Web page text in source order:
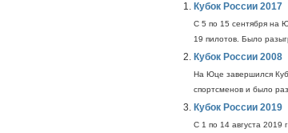
Кубок России 2017
С 5 по 15 сентября на
19 пилотов. Было
Кубок России 2008
На Юце завершился
спортсменов и было
Кубок России 2019
С 1 по 14 августа 2019